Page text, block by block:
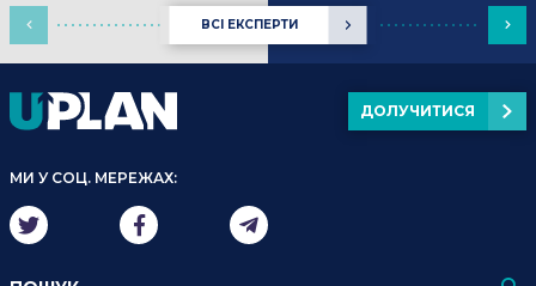
ВСІ ЕКСПЕРТИ
МИ У СОЦ. МЕРЕЖАХ:
ДОЛУЧИТИСЯ